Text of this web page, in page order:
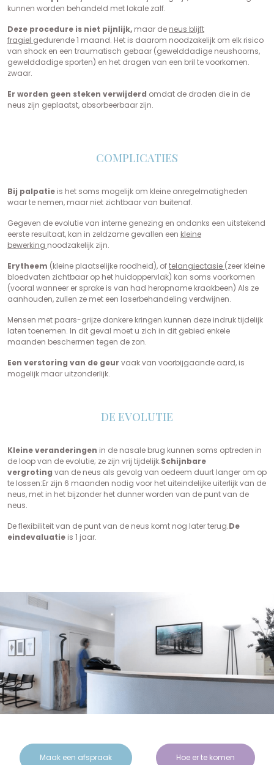
kunnen worden behandeld met lokale zalf.
Deze procedure is niet pijnlijk, maar de neus blijft
fragiel gedurende 1 maand. Het is daarom noodzakelijk om elk risico
van shock en een traumatisch gebaar (gewelddadige neushoorns,
gewelddadige sporten) en het dragen van een bril te voorkomen.
zwaar.
Er worden geen steken verwijderd omdat de draden die in de
neus zijn geplaatst, absorbeerbaar zijn.
COMPLICATIES
Bij palpatie is het soms mogelijk om kleine onregelmatigheden
waar te nemen, maar niet zichtbaar van buitenaf.
Gegeven de evolutie van interne genezing en ondanks een uitstekend
eerste resultaat, kan in zeldzame gevallen een kleine
bewerking noodzakelijk zijn.
Erytheem (kleine plaatselijke roodheid), oftelangiectasie (zeer kleine
bloedvaten zichtbaar op het huidoppervlak) kan soms voorkomen
(vooral wanneer er sprake is van had heropname kraakbeen) Als ze
aanhouden, zullen ze met een laserbehandeling verdwijnen.
Mensen met paars-grijze donkere kringen kunnen deze indruk tijdelijk
laten toenemen. In dit geval moet u zich in dit gebied enkele
maanden beschermen tegen de zon.
Een verstoring van de geur vaak van voorbijgaande aard, is
mogelijk maar uitzonderlijk.
DE EVOLUTIE
Kleine veranderingen in de nasale brug kunnen soms optreden in
de loop van de evolutie; ze zijn vrij tijdelijk.Schijnbare
vergroting van de neus als gevolg van oedeem duurt langer om op
te lossen:Er zijn 6 maanden nodig voor het uiteindelijke uiterlijk van de
neus, met in het bijzonder het dunner worden van de punt van de
neus.
De flexibiliteit van de punt van de neus komt nog later terug.De
eindevaluatie is 1 jaar.
Maak een afspraak Hoe er te komen